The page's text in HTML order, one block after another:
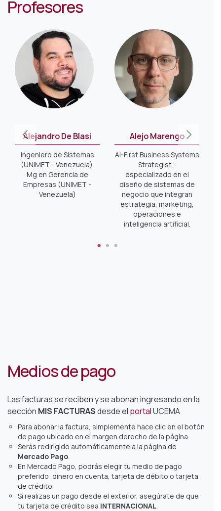
Profesores
Alejandro De Blasi
Ingeniero de Sistemas
(UNIMET - Venezuela).
Mg en Gerencia de
Empresas (UNIMET -
Venezuela)
Alejo Marengo
AI-First Business Systems
Strategist -
especializado en el
diseño de sistemas de
negocio que integran
estrategia, marketing,
operaciones e
inteligencia artificial.
Medios de pago
Las facturas se reciben y se abonaningresando en la
sección MIS FACTURASdesde el portalUCEMA
Para abonar la factura, simplemente hace clic en el botón
de pago ubicado en el margen derecho de la página.
Serás redirigido automáticamente a la página de
Mercado Pago
En Mercado Pago, podrás elegir tu medio de pago
preferido: dinero en cuenta, tarjeta de débito o tarjeta
de crédito.
Si realizas un pago desde el exterior, asegúrate de que
tu tarjeta de crédito sea INTERNACIONAL